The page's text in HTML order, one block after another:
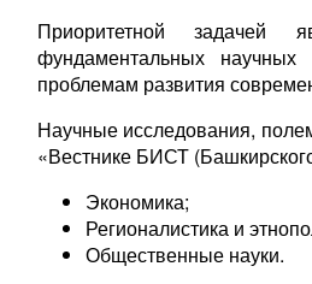
Приоритетной задачей
фундаментальных
проблемам развития
Научные исследования,
«Вестнике БИСТ
Экономика;
Регионалистика и
Общественные науки.